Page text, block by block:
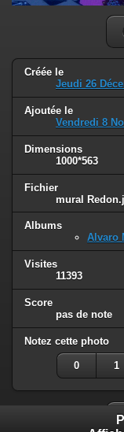
Créée le
Jeudi 26
Ajoutée le
Vendredi 8
Dimensions
1000*563
Fichier
mural
Albums
Alvaro
Visites
11393
Score
pas de note
Notez cette photo
0 1